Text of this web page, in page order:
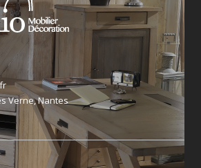
Verne, Nantes